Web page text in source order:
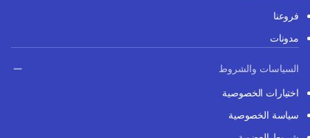
فروعنا
مدونات
السياسات والشروط
اختيارات الخصوصية
سياسة الخصوصية